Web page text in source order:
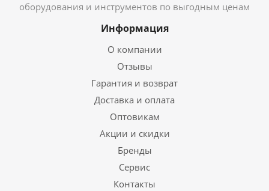
оборудования и инструментов по выгодным ценам
Информация
О компании
Отзывы
Гарантия и возврат
Доставка и оплата
Оптовикам
Акции и скидки
Бренды
Сервис
Контакты